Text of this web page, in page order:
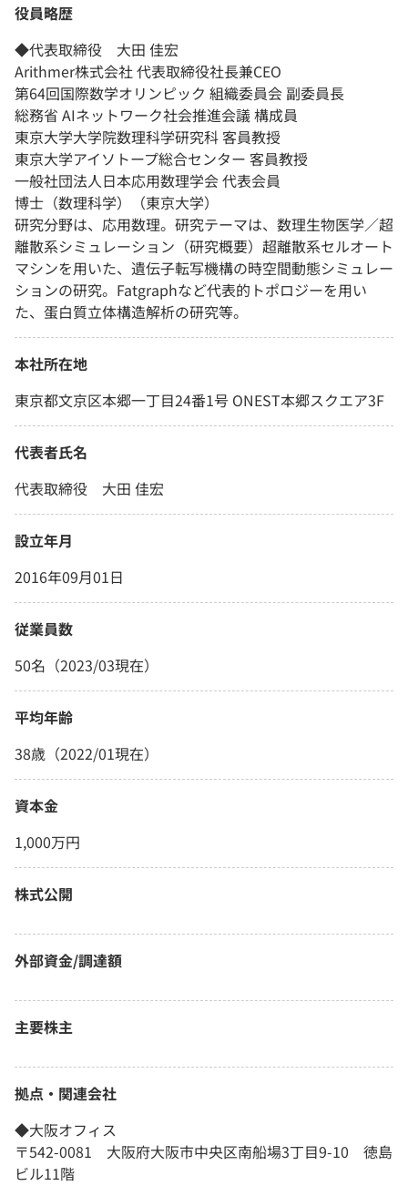
役員略歴
◆代表取締役 大田 佳宏
Arithmer株式会社 代表取締役社長兼CEO
第64回国際数学オリンピック 組織委員会 副委員長
総務省 AIネットワーク社会推進会議 構成員
東京大学大学院数理科学研究科 客員教授
東京大学アイソトープ総合センター 客員教授
一般社団法人日本応用数理学会 代表会員
博士（数理科学）（東京大学）
研究分野は、応用数理。研究テーマは、数理生物医学／超
離散系シミュレーション（研究概要）超離散系セルオート
マシンを用いた、遺伝子転写機構の時空間動態シミュレー
ションの研究。Fatgraphなど代表的トポロジーを用い
た、蛋白質立体構造解析の研究等。
本社所在地
東京都文京区本郷一丁目24番1号 ONEST本郷スクエア3F
代表者氏名
代表取締役 大田 佳宏
設立年月
2016年09月01日
従業員数
50名（2023/03現在）
平均年齢
38歳（2022/01現在）
資本金
1,000万円
株式公開
外部資金/調達額
主要株主
拠点・関連会社
◆大阪オフィス
〒542-0081 大阪府大阪市中央区南船場3丁目9-10 徳島
ビル11階